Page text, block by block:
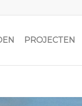
PROJECTEN